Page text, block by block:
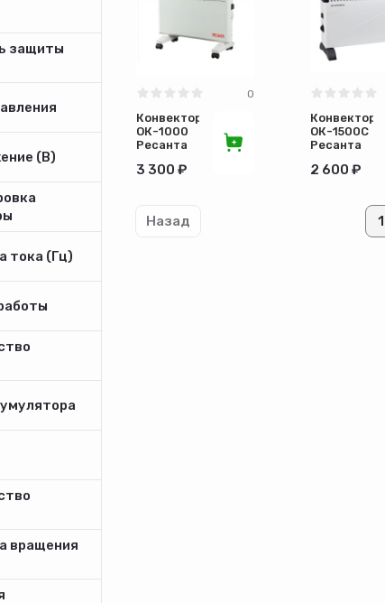
защиты
(В)
тока (Гц)
вращения
0
Конвектор
ОК-1000
Ресанта
3 300 ₽
Конвектор
ОК-1500С
Ресанта
2 600 ₽
Назад 1